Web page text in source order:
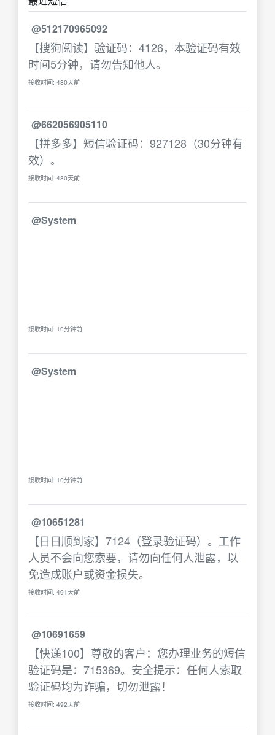
@512170965092
【搜狗阅读】验证码：4126，本验证码有效
时间5分钟，请勿告知他人。
接收时间: 480天前
@662056905110
【拼多多】短信验证码：927128（30分钟有
效）。
接收时间: 480天前
@System
接收时间: 10分钟前
@System
接收时间: 10分钟前
@10651281
【日日顺到家】7124（登录验证码）。工作
人员不会向您索要，请勿向任何人泄露，以
免造成账户或资金损失。
接收时间: 491天前
@10691659
【快递100】尊敬的客户：您办理业务的短信
验证码是：715369。安全提示：任何人索取
验证码均为诈骗，切勿泄露！
接收时间: 492天前